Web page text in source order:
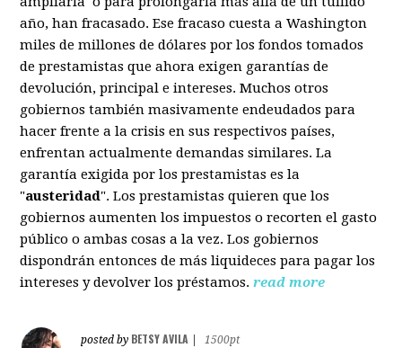
año, han fracasado. Ese fracaso cuesta a Washington
miles de millones de dólares por los fondos tomados
de prestamistas que ahora exigen garantías de
devolución, principal e intereses. Muchos otros
gobiernos también masivamente endeudados para
hacer frente a la crisis en sus respectivos países,
enfrentan actualmente demandas similares. La
garantía exigida por los prestamistas es la
"austeridad". Los prestamistas quieren que los
gobiernos aumenten los impuestos o recorten el gasto
público o ambas cosas a la vez. Los gobiernos
dispondrán entonces de más liquideces para pagar los
intereses y devolver los préstamos. read more
posted by BETSY AVILA
1500pt